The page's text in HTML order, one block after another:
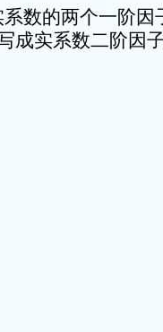
数的两个一阶因
成实系数二阶因